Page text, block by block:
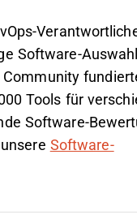
Software-
Tools für
Software-
Software-